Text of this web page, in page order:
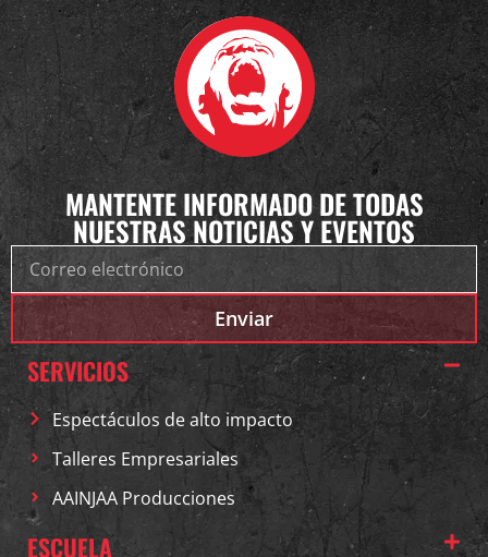
MANTENTE INFORMADO DE TODAS
NUESTRAS NOTICIAS Y EVENTOS
Enviar
SERVICIOS
Espectáculos de alto impacto
Talleres Empresariales
AAINJAA Producciones
ESCUELA